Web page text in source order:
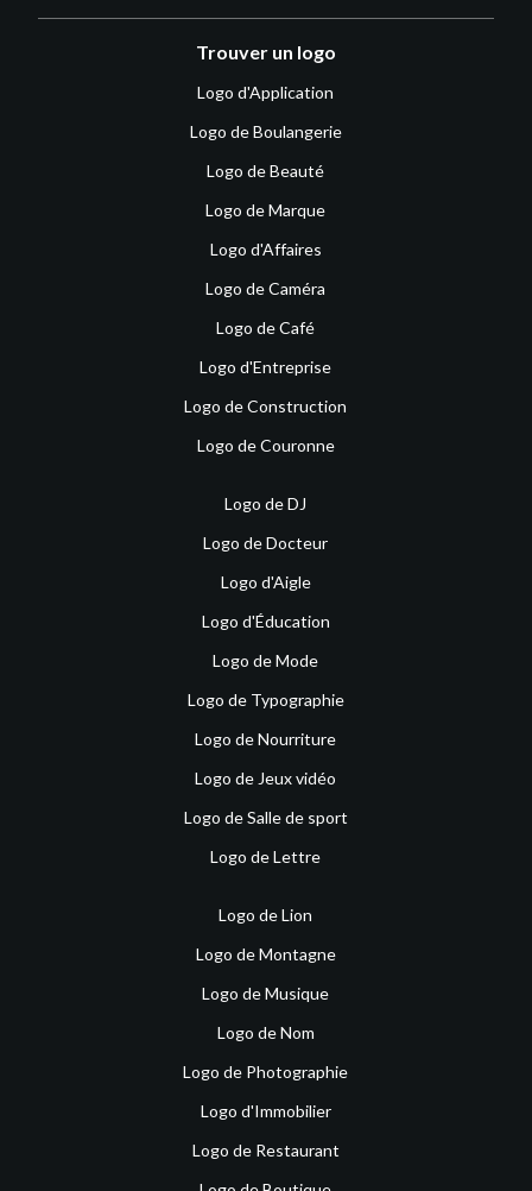
Trouver un logo
Logo d'Application
Logo de Boulangerie
Logo de Beauté
Logo de Marque
Logo d'Affaires
Logo de Caméra
Logo de Café
Logo d'Entreprise
Logo de Construction
Logo de Couronne
Logo de DJ
Logo de Docteur
Logo d'Aigle
Logo d'Éducation
Logo de Mode
Logo de Typographie
Logo de Nourriture
Logo de Jeux vidéo
Logo de Salle de sport
Logo de Lettre
Logo de Lion
Logo de Montagne
Logo de Musique
Logo de Nom
Logo de Photographie
Logo d'Immobilier
Logo de Restaurant